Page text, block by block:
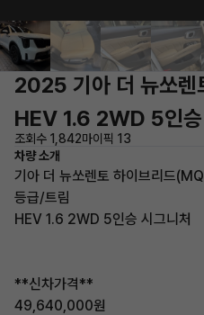
2025 기아 더 뉴쏘
HEV 1.6 2WD 5인승
조회수 1,842마이픽 13
차량 소개
기아 더 뉴쏘렌토 하이브리드
등급/트림
HEV 1.6 2WD 5인승 시그니처
**신차가격**
49,640,000원